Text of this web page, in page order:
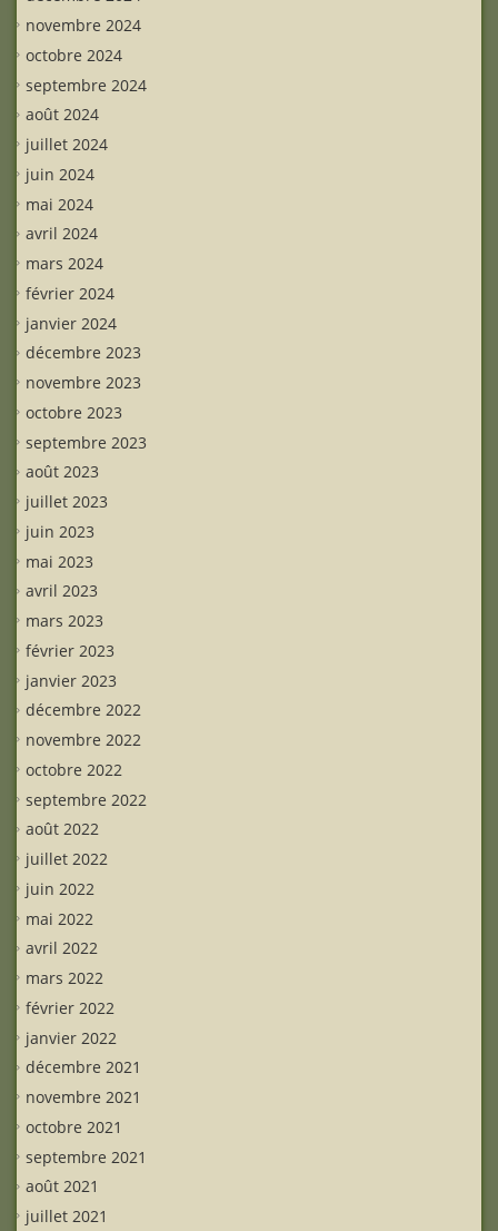
novembre 2024
octobre 2024
septembre 2024
août 2024
juillet 2024
juin 2024
mai 2024
avril 2024
mars 2024
février 2024
janvier 2024
décembre 2023
novembre 2023
octobre 2023
septembre 2023
août 2023
juillet 2023
juin 2023
mai 2023
avril 2023
mars 2023
février 2023
janvier 2023
décembre 2022
novembre 2022
octobre 2022
septembre 2022
août 2022
juillet 2022
juin 2022
mai 2022
avril 2022
mars 2022
février 2022
janvier 2022
décembre 2021
novembre 2021
octobre 2021
septembre 2021
août 2021
juillet 2021